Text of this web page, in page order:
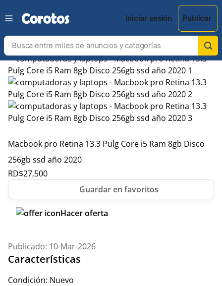
Iniciar sesión Publicar
Macbook pro Retina 13.3 Pulg Core i5 Ram 8gb Disco
256gb ssd año 2020
RD$27,500
Hacer oferta
Publicado: 10-Mar-2026
Características
Condición: Nuevo